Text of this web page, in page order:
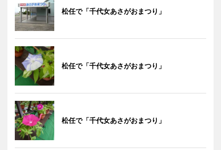
松任で「千代女あさがおまつり」
松任で「千代女あさがおまつり」
松任で「千代女あさがおまつり」